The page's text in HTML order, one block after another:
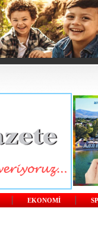
EKONOMİ